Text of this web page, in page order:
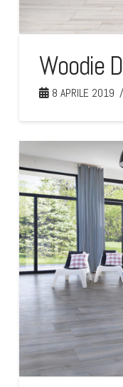
Woodie D
8 APRILE 2019